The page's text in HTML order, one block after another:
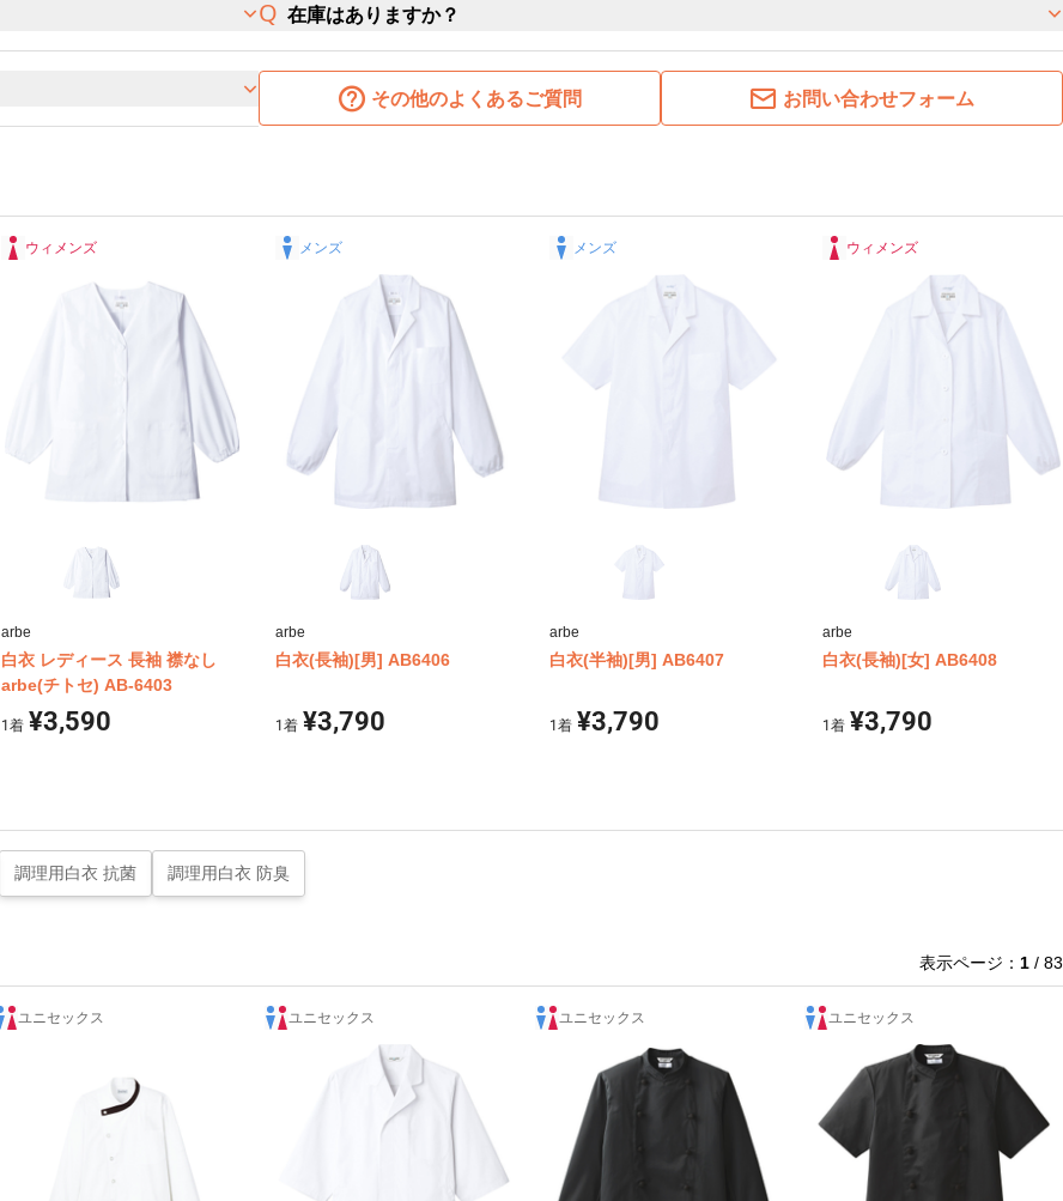
在庫はありますか？
その他のよくあるご質問 お問い合わせフォーム
ウィメンズ
arbe
白衣 レディース 長袖 襟なし
arbe(チトセ) AB-6403
1着 ¥3,590
メンズ
arbe
白衣(長袖)[男] AB6406
1 着 ¥3,790
メンズ
arbe
白衣(半袖)[男] AB6407
1 着 ¥3,790
ウィメンズ
arbe
白衣(長袖)[女] AB6408
1着 ¥3,790
調理用白衣 抗菌 調理用白衣 防臭
表示ページ： 1 / 83
ユニセックス ユニセックス ユニセックス ユニセックス